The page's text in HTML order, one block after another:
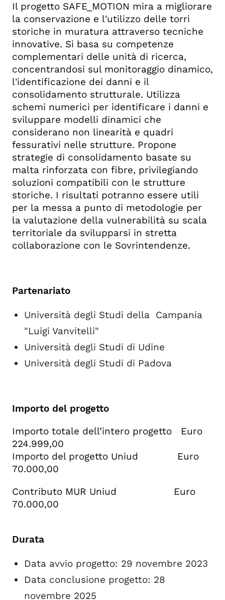
Il progetto SAFE_MOTION mira a migliorare
la conservazione e l'utilizzo delle torri
storiche in muratura attraverso tecniche
innovative. Si basa su competenze
complementari delle unità di ricerca,
concentrandosi sul monitoraggio dinamico,
l'identificazione dei danni e il
consolidamento strutturale. Utilizza
schemi numerici per identificare i danni e
sviluppare modelli dinamici che
considerano non linearità e quadri
fessurativi nelle strutture. Propone
strategie di consolidamento basate su
malta rinforzata con fibre, privilegiando
soluzioni compatibili con le strutture
storiche. I risultati potranno essere utili
per la messa a punto di metodologie per
la valutazione della vulnerabilità su scala
territoriale da svilupparsi in stretta
collaborazione con le Sovrintendenze.
Partenariato
Università degli Studi della Campania
"Luigi Vanvitelli"
Università degli Studi di Udine
Università degli Studi di Padova
Importo del progetto
Importo totale dell’intero progetto Euro
224.999,00
Importo del progetto Uniud Euro
70.000,00
Contributo MUR Uniud Euro
70.000,00
Durata
Data avvio progetto: 29 novembre 2023
Data conclusione progetto: 28
novembre 2025